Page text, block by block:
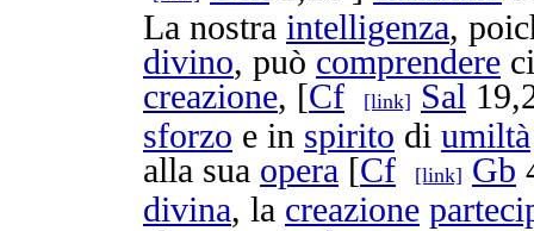
La nostra intelligenza,
divino, può comprendere
creazione, [Cf [link] Sal
sforzo e in spirito di umiltà
alla sua opera [Cf [link] Gb
divina, la creazione